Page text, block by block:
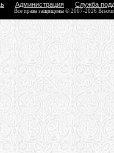
Администрация Служба
Все права защищены © 2007-2026